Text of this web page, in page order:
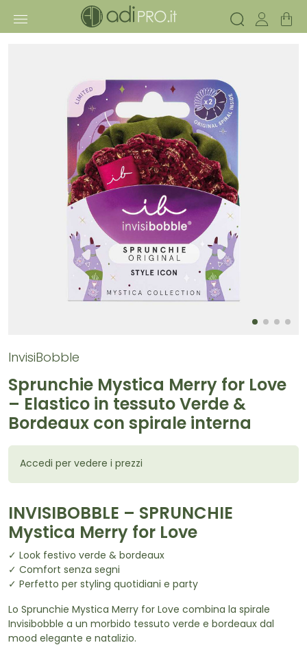
InvisiBobble
Sprunchie Mystica Merry for Love
– Elastico in tessuto Verde &
Bordeaux con spirale interna
Accedi per vedere i prezzi
INVISIBOBBLE – SPRUNCHIE
Mystica Merry for Love
✓ Look festivo verde & bordeaux
✓ Comfort senza segni
✓ Perfetto per styling quotidiani e party
Lo Sprunchie Mystica Merry for Love combina la spirale
Invisibobble a un morbido tessuto verde e bordeaux dal
mood elegante e natalizio.